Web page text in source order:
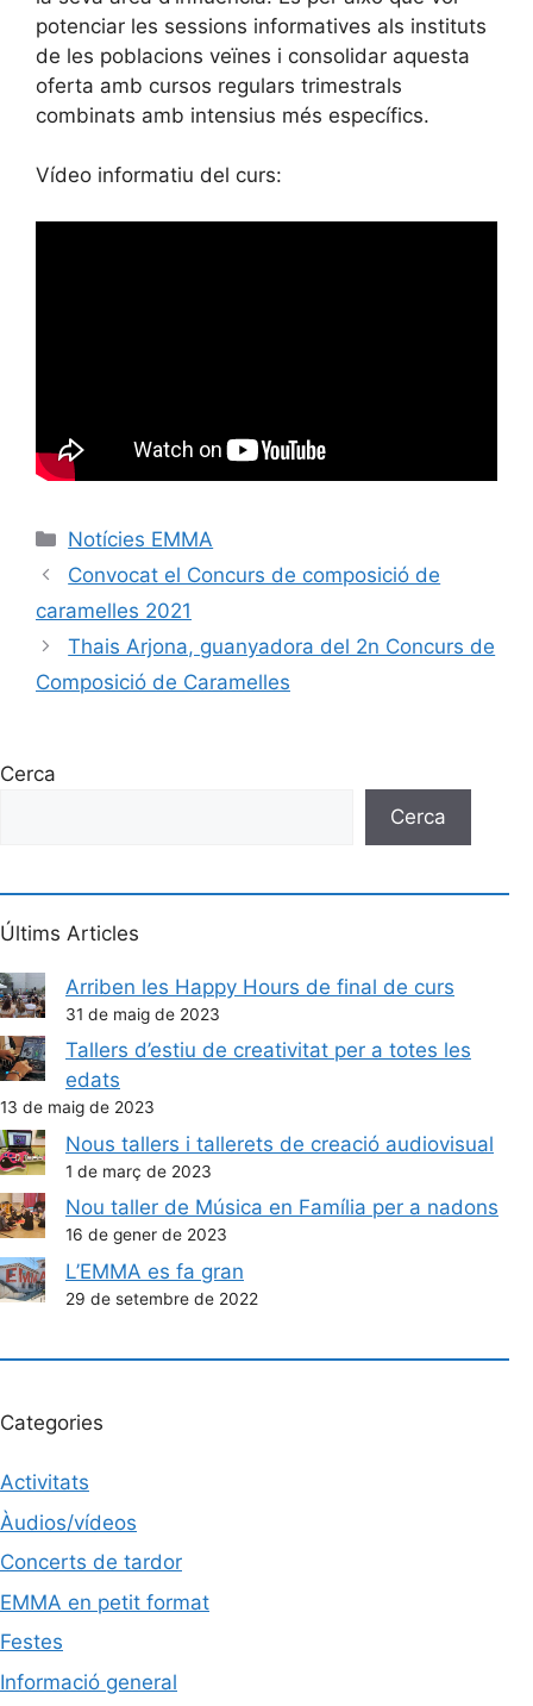
potenciar les sessions informatives als instituts
de les poblacions veïnes i consolidar aquesta
oferta amb cursos regulars trimestrals
combinats amb intensius més específics.
Vídeo informatiu del curs:
Notícies EMMA
Convocat el Concurs de composició de
caramelles 2021
Thais Arjona, guanyadora del 2n Concurs de
Composició de Caramelles
Cerca
Cerca
Últims Articles
Arriben les Happy Hours de final de curs
31 de maig de 2023
Tallers d’estiu de creativitat per a totes les
edats
13 de maig de 2023
Nous tallers i tallerets de creació audiovisual
1 de març de 2023
Nou taller de Música en Família per a nadons
16 de gener de 2023
L’EMMA es fa gran
29 de setembre de 2022
Categories
Activitats
Àudios/vídeos
Concerts de tardor
EMMA en petit format
Festes
Informació general